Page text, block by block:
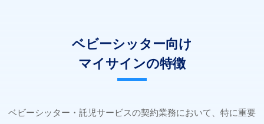
ベビーシッター向け
マイサインの特徴
ベビーシッター・託児サービスの契約業務において、特に重要